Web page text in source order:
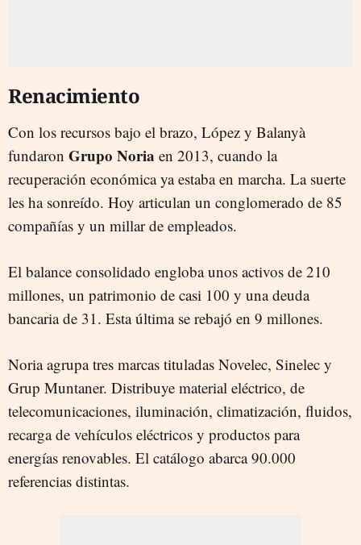
Renacimiento
Con los recursos bajo el brazo, López y Balanyà
fundaron Grupo Noria en 2013, cuando la
recuperación económica ya estaba en marcha. La suerte
les ha sonreído. Hoy articulan un conglomerado de 85
compañías y un millar de empleados.
El balance consolidado engloba unos activos de 210
millones, un patrimonio de casi 100 y una deuda
bancaria de 31. Esta última se rebajó en 9 millones.
Noria agrupa tres marcas tituladas Novelec, Sinelec y
Grup Muntaner. Distribuye material eléctrico, de
telecomunicaciones, iluminación, climatización, fluidos,
recarga de vehículos eléctricos y productos para
energías renovables. El catálogo abarca 90.000
referencias distintas.